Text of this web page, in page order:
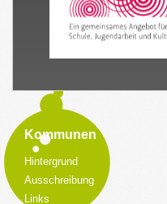
Kommunen
Hintergrund
Ausschreibung
Links